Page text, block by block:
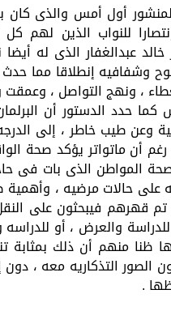
أول أمس والذى كان
للنواب الذين لهم كل
عبدالغفار الذى له
وشفافيه إنطلاقا مما
، ونهج التواصل ،
حدد الدستور أن
وعن طيب خاطر ، إلى
رغم أن ماتواتر يؤكد صحة
الذى بات فى
على حالات مرضيه ،
تم قهرهم فيبحثون على
والعرض ، أو
ظنا منهم أن ذلك بمثابة
الصور التذكاريه معه ،
.